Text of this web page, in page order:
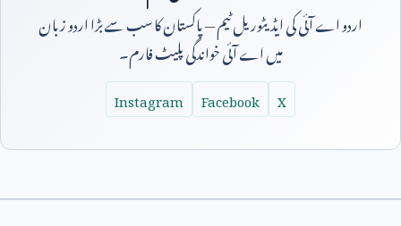
اردو اے آئی کی ایڈیٹوریل ٹیم — پاکستان کا سب سے بڑا اردو زبان
میں اے آئی خواندگی پلیٹ فارم۔
X
Facebook
Instagram